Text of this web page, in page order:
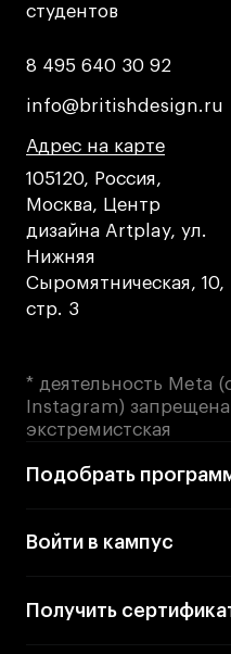
студентов
студентов
8 495 640 30 92
8 495 640 30 92
info@britishdesign.ru
info@britishdesign.ru
Адрес на карте
Адрес на карте
Адрес на карте
105120, Россия,
Москва, Центр
дизайна Artplay, ул.
Нижняя
Сыромятническая, 10,
стр. 3
* деятельность Meta
Instagram) запрещена
экстремистская
Подобрать
Войти в кампус
Получить